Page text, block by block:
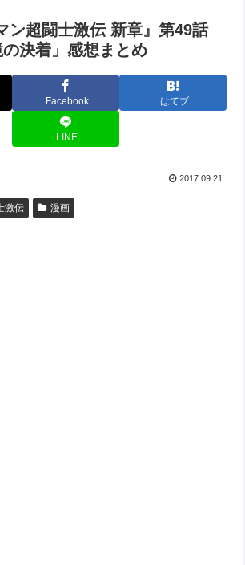
ン超闘士激伝 新章』第49話
の決着」感想まとめ
Facebook はてブ
LINE
2017.09.21
激伝 漫画